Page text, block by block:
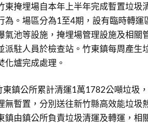
東掩埋場自本年上半年完成暫置垃圾
為。場區分為1至4期，設有臨時轉
氣池等設施，掩埋場管理設施及相關
派駐人員於檢查站。竹東鎮每周產生
化爐完成處理。
鎮公所累計清運1萬1782公噸垃圾
無暫置，分別送往新竹縣高效能垃圾
鎮由鎮公所負責垃圾清運及轉運，相